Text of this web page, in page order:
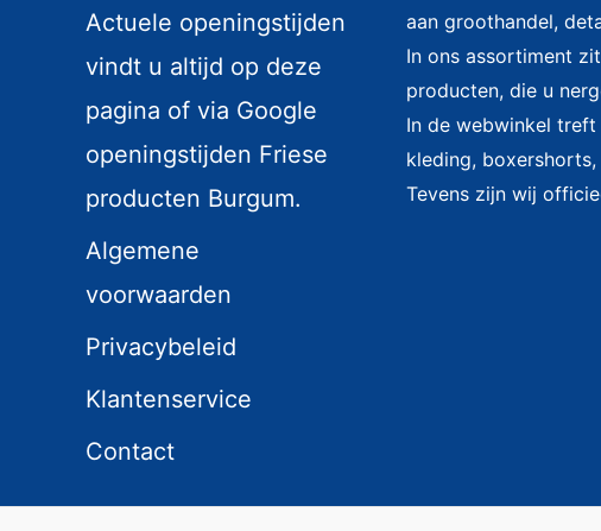
Actuele openingstijden
vindt u altijd op deze
pagina of via Google
openingstijden Friese
producten Burgum.
Algemene
voorwaarden
Privacybeleid
Klantenservice
Contact
aan groothandel,
In ons assortiment
producten, die u
In de webwinkel
kleding,
Tevens zijn wij